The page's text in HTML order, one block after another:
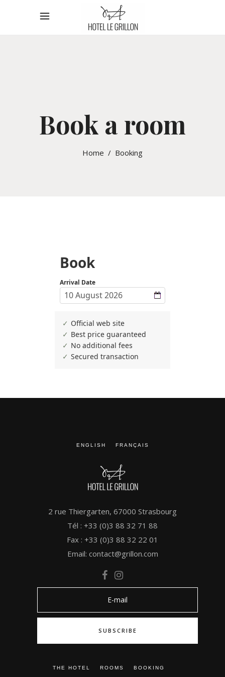
Book a room
Home / Booking
ENGLISH FRANÇAIS
2 rue Thiergarten, 67000 Strasbourg
Tél : +33 (0)3 88 32 71 88
Fax : +33 (0)3 88 32 22 01
Email: contact@grillon.com
THE HOTEL ROOMS BOOKING